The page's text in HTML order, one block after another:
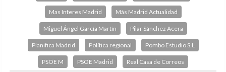
Mas Interes Madrid Más Madrid Actualidad
Miguel Ángel García Martín Pilar Sánchez Acera
Planifica Madrid Política regional Pombo Estudio S.L
PSOE M PSOE Madrid Real Casa de Correos